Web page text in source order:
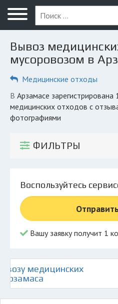
Меню
Главная
Вопрос юристу
Компании
КОМПАНИЯМ
© 2026 Все права защищены
Вывоз
мусоровозом в
Медицинские отходы
в Арзамасе зарегистрирована 1 компания по вывозу
медицинских отходов с
фотографиями
ФИЛЬТРЫ
Воспользуйтесь
Вашу заявку получит 1
медицинских
Арзамаса